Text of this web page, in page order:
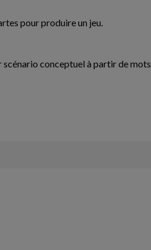
pour produire un jeu.
scénario conceptuel à partir de mots